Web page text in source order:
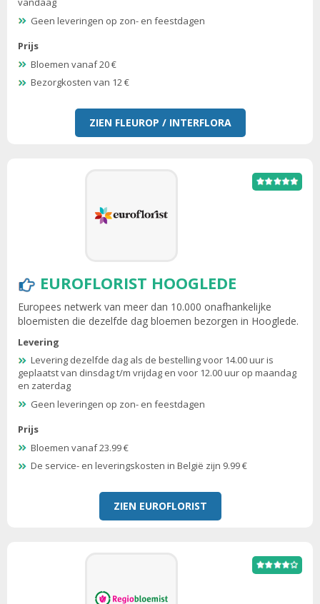
Geen leveringen op zon- en feestdagen
Prijs
Bloemen vanaf 20 €
Bezorgkosten van 12 €
ZIEN FLEUROP / INTERFLORA
EUROFLORIST HOOGLEDE
Europees netwerk van meer dan 10.000 onafhankelijke
bloemisten die dezelfde dag bloemen bezorgen in Hooglede.
Levering
Levering dezelfde dag als de bestelling voor 14.00 uur is
geplaatst van dinsdag t/m vrijdag en voor 12.00 uur op maandag
en zaterdag
Geen leveringen op zon- en feestdagen
Prijs
Bloemen vanaf 23.99 €
De service- en leveringskosten in België zijn 9.99 €
ZIEN EUROFLORIST